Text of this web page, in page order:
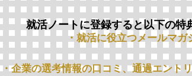
就活ノートに登録すると以下の特
・就活に役立つメールマガ
・企業の選考情報の口コミ、通過エント